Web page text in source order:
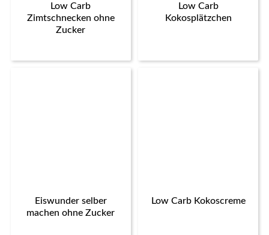
Low Carb
Zimtschnecken ohne
Zucker
Low Carb
Kokosplätzchen
Eiswunder selber
machen ohne Zucker
Low Carb Kokoscreme